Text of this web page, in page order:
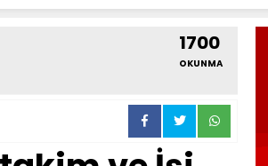
1700
OKUNMA